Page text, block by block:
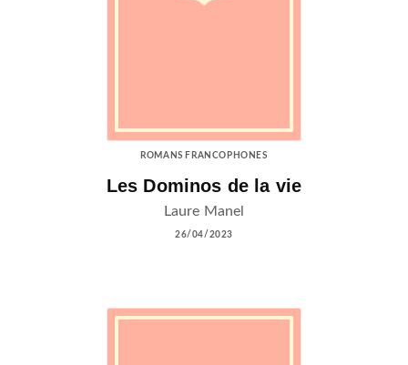
ROMANS FRANCOPHONES
Les Dominos de la vie
Laure Manel
26/04/2023